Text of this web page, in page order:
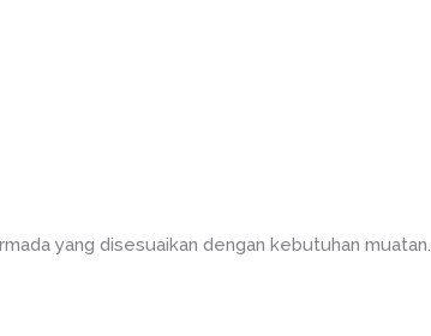
yang disesuaikan dengan kebutuhan muatan.